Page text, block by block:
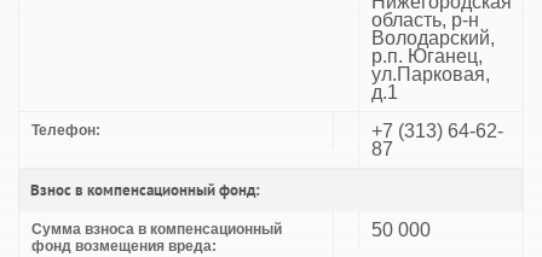
область, р-н
Володарский,
р.п. Юганец,
ул.Парковая,
д.1
Телефон:
+7 (313) 64-62-
87
Взнос в компенсационный фонд:
Сумма взноса в компенсационный
фонд возмещения вреда:
50 000